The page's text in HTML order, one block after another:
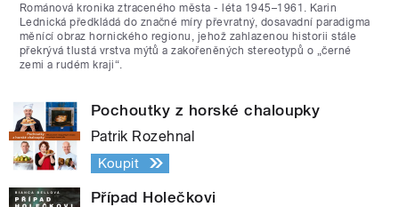
Románová kronika ztraceného města - léta 1945–1961. Karin
Lednická předkládá do značné míry převratný, dosavadní paradigma
měnící obraz hornického regionu, jehož zahlazenou historii stále
překrývá tlustá vrstva mýtů a zakořeněných stereotypů o „černé
zemi a rudém kraji“.
Pochoutky z horské chaloupky
Patrik Rozehnal
Koupit
Případ Holečkovi